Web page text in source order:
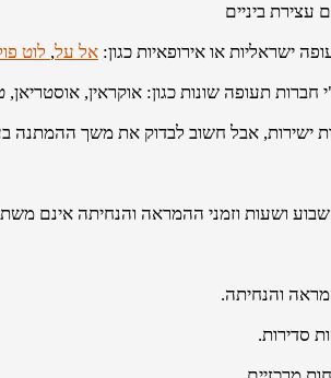
עצירת ביניים
ישראליות או אירופאיות כגון: אל על, לוט
תעופה שונות כגון: אוקראין, אוסטריאן,
ישירות, אבל חשוב לבדוק את משך ההמתנה
ושעות וזמני ההמראה והנחיתה אינם
והנחיתה.
סדירות.